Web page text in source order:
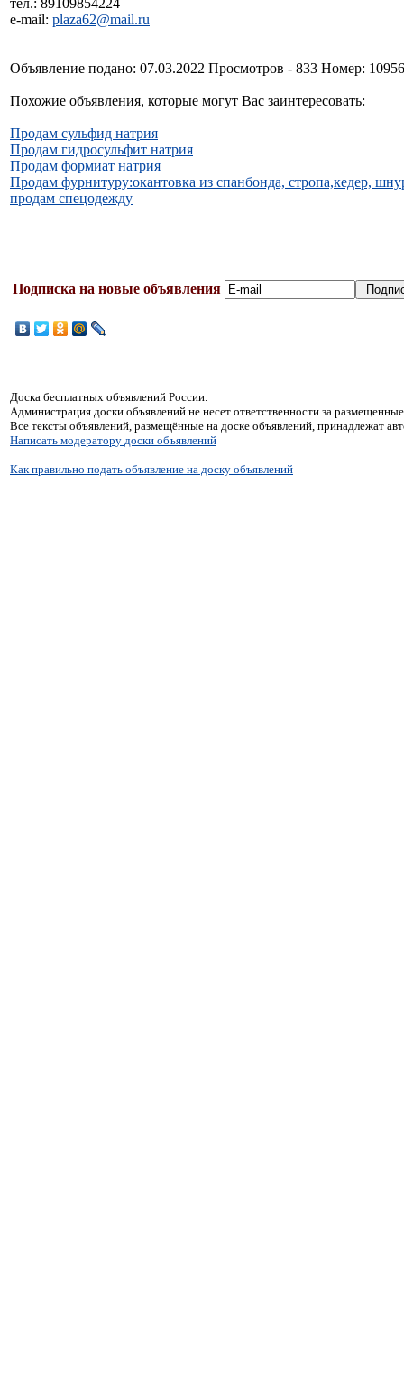
e-mail: plaza62@mail.ru
Объявление подано: 07.03.2022 Просмотров - 833 Номер:
Похожие объявления, которые могут Вас заинтересовать:
Продам сульфид натрия
Продам гидросульфит натрия
Продам формиат натрия
Продам фурнитуру:окантовка из спанбонда, стропа,кедер,
продам спецодежду
Подписка на новые объявления
Доска бесплатных объявлений России.
Администрация доски объявлений не несет ответственности за
Все тексты объявлений, размещённые на доске объявлений, принадлежат
Написать модератору доски объявлений
Как правильно подать объявление на доску объявлений